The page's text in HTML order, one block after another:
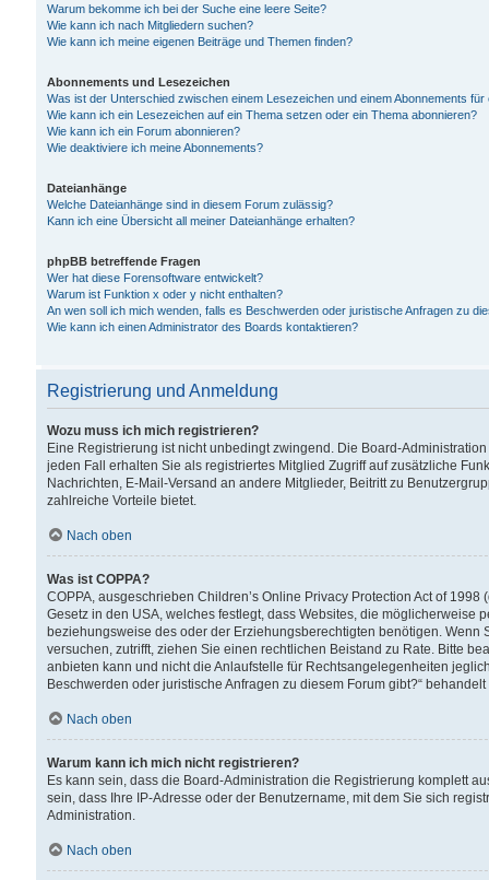
Warum bekomme ich bei der Suche eine leere Seite?
Wie kann ich nach Mitgliedern suchen?
Wie kann ich meine eigenen Beiträge und Themen finden?
Abonnements und Lesezeichen
Was ist der Unterschied zwischen einem Lesezeichen und einem Abonnements
Wie kann ich ein Lesezeichen auf ein Thema setzen oder ein Thema abonnieren?
Wie kann ich ein Forum abonnieren?
Wie deaktiviere ich meine Abonnements?
Dateianhänge
Welche Dateianhänge sind in diesem Forum zulässig?
Kann ich eine Übersicht all meiner Dateianhänge erhalten?
phpBB betreffende Fragen
Wer hat diese Forensoftware entwickelt?
Warum ist Funktion x oder y nicht enthalten?
An wen soll ich mich wenden, falls es Beschwerden oder juristische Anfragen zu
Wie kann ich einen Administrator des Boards kontaktieren?
Registrierung und Anmeldung
Wozu muss ich mich registrieren?
Eine Registrierung ist nicht unbedingt zwingend. Die Board-
jeden Fall erhalten Sie als registriertes Mitglied Zugriff auf zusätzliche
Nachrichten, E-Mail-Versand an andere Mitglieder, Beitritt zu
zahlreiche Vorteile bietet.
Nach oben
Was ist COPPA?
COPPA, ausgeschrieben Children’s Online Privacy Protection Act of
Gesetz in den USA, welches festlegt, dass Websites, die
beziehungsweise des oder der Erziehungsberechtigten benötigen.
versuchen, zutrifft, ziehen Sie einen rechtlichen Beistand zu Rate. Bitte
anbieten kann und nicht die Anlaufstelle für Rechtsangelegenheiten
Beschwerden oder juristische Anfragen zu diesem Forum gibt?“
Nach oben
Warum kann ich mich nicht registrieren?
Es kann sein, dass die Board-Administration die Registrierung komplett
sein, dass Ihre IP-Adresse oder der Benutzername, mit dem Sie sich
Administration.
Nach oben